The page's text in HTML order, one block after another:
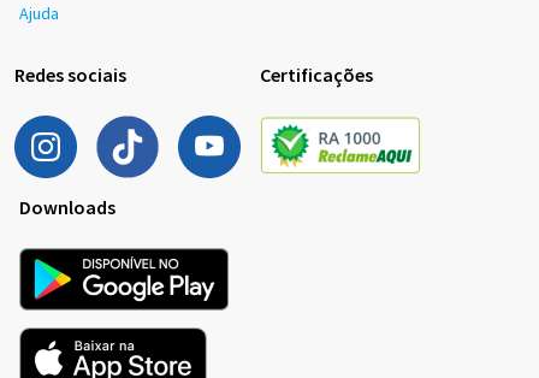
Ajuda
Redes sociais Certificações
Downloads